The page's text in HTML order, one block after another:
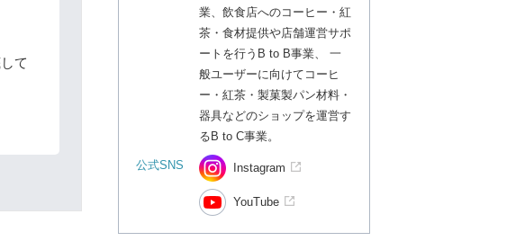
て
業、飲食店へのコーヒー・紅
茶・食材提供や店舗運営サポ
ートを行うB to B事業、 一
般ユーザーに向けてコーヒ
ー・紅茶・製菓製パン材料・
器具などのショップを運営す
るB to C事業。
公式SNS Instagram
YouTube